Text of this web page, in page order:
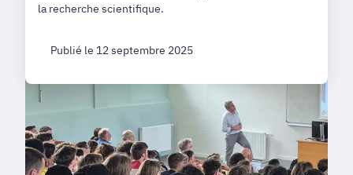
la recherche scientifique.
Publié le 12 septembre 2025